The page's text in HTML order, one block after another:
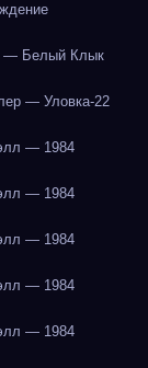
— Белый Клык
— Уловка-22
— 1984
— 1984
— 1984
— 1984
— 1984